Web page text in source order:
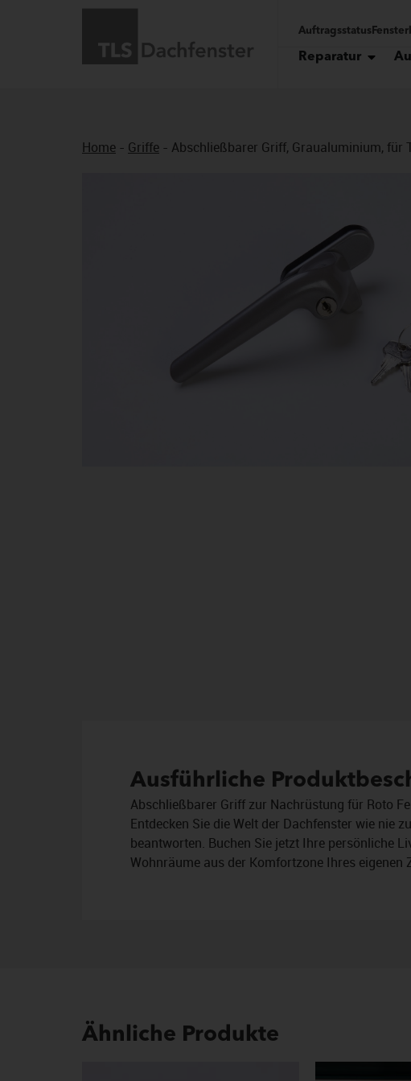
Auftragsstatus
Reparatur
Home - Griffe - Abschließbarer Griff, Graualuminium, für
Ausführliche
Abschließbarer Griff zur Nachrüstung für Roto
Entdecken Sie die Welt der Dachfenster wie nie
beantworten. Buchen Sie jetzt Ihre persönliche
Wohnräume aus der Komfortzone Ihres eigenen
Ähnliche Produkte